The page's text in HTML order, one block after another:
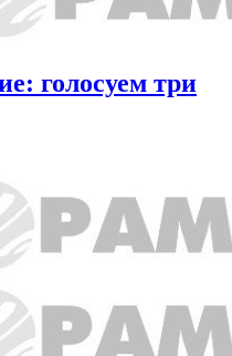
голосуем три